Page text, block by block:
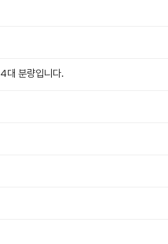
대 분량입니다.